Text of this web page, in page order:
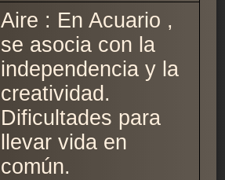
Aire : En Acuario ,
se asocia con la
independencia y la
creatividad.
Dificultades para
llevar vida en
común.